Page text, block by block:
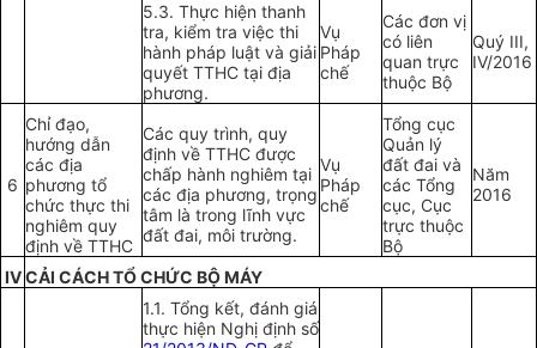
5.3. Thực hiện thanh
tra, kiểm tra việc thi
hành pháp luật và giải
quyết TTHC tại địa
phương.
Vụ
Pháp
chế
Các đơn vị
có liên
quan trực
thuộc Bộ
Quý III,
IV/2016
6
Chỉ đạo,
hướng dẫn
các địa
phương tổ
chức thực thi
nghiêm quy
định về TTHC
Các quy trình, quy
định về TTHC được
chấp hành nghiêm tại
các địa phương, trọng
tâm là trong lĩnh vực
đất đai, môi trường.
Vụ
Pháp
chế
Tổng cục
Quản lý
đất đai và
các Tổng
cục, Cục
trực thuộc
Bộ
Năm
2016
IV CẢI CÁCH TỔ CHỨC BỘ MÁY
1.1. Tổng kết, đánh giá
thực hiện Nghị định số